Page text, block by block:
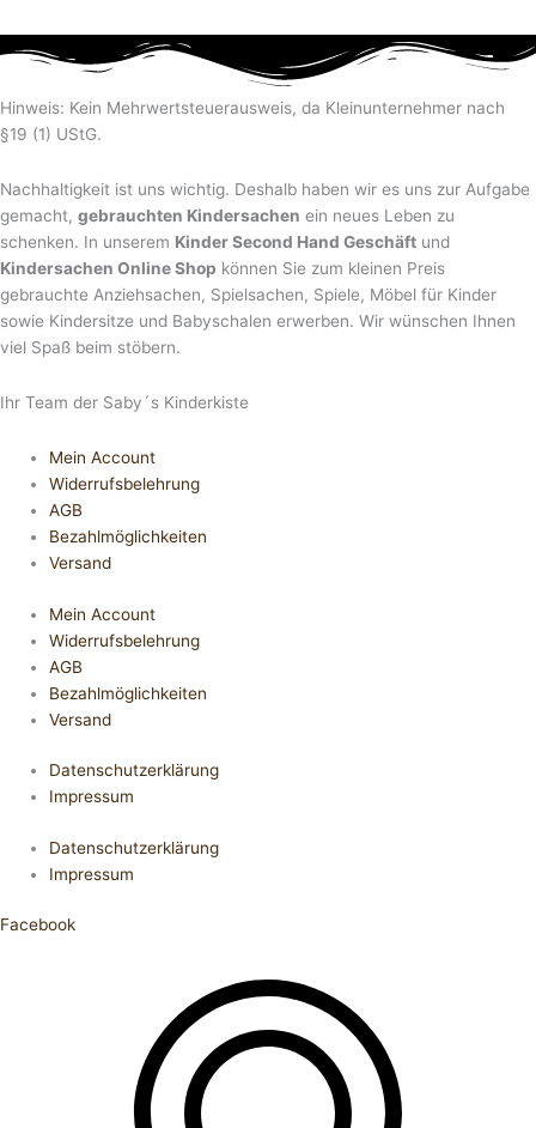
Hinweis: Kein Mehrwertsteuerausweis, da Kleinunternehmer nach
§19 (1) UStG.
Nachhaltigkeit ist uns wichtig. Deshalb haben wir es uns zur Aufgabe
gemacht, gebrauchten Kindersachen ein neues Leben zu
schenken. In unserem Kinder Second Hand Geschäft und
Kindersachen Online Shop können Sie zum kleinen Preis
gebrauchte Anziehsachen, Spiel­sachen, Spiele, Möbel für Kinder
sowie Kindersitze und Babyschalen erwerben. Wir wünschen Ihnen
viel Spaß beim stöbern.
Ihr Team der Saby´s Kinderkiste
Mein Account
Widerrufsbelehrung
AGB
Bezahlmöglichkeiten
Versand
Mein Account
Widerrufsbelehrung
AGB
Bezahlmöglichkeiten
Versand
Datenschutzerklärung
Impressum
Datenschutzerklärung
Impressum
Facebook